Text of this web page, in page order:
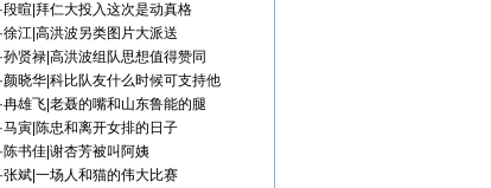
·段暄 拜仁大投入这次是动真格
·徐江| 高洪波另类图片大派送
·孙贤禄| 高洪波组队思想值得赞同
·颜晓华| 科比队友什么时候可支持他
·冉雄飞| 老聂的嘴和山东鲁能的腿
·马寅| 陈忠和离开女排的日子
·陈书佳| 谢杏芳被叫阿姨
·张斌| 一场人和猫的伟大比赛